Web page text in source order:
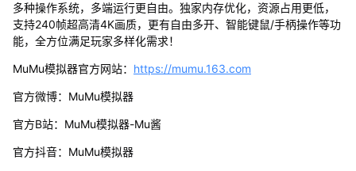
多种操作系统，多端运行更自由。独家内存优化，资源占用更低，
支持240帧超高清4K画质，更有自由多开、智能键鼠/手柄操作等功
能，全方位满足玩家多样化需求！
MuMu模拟器官方网站： https://mumu.163.com
官方微博：MuMu模拟器
官方B站：MuMu模拟器-Mu酱
官方抖音：MuMu模拟器